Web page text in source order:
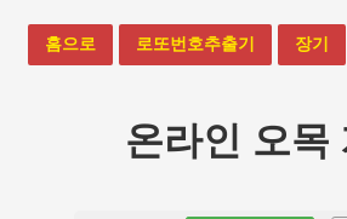
홈으로 로또번호추출기 장기
온라인 오목